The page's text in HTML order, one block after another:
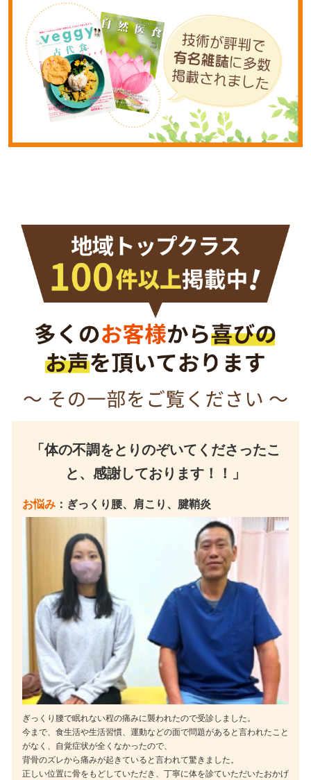
「体の不調をとりのぞいてくださったこ
と、感謝しております！！」
お悩み ：ぎっくり腰、肩こり、腱鞘炎
ぎっくり腰で眠れない程の痛みに襲われたので受診しました。
今まで、食生活や生活習慣、運動などの面で問題があると言われたこと
がなく、自覚症状が全くなかったので、
背骨のズレから痛みが起きていると言われて驚きました。
正しい位置に骨をもどしていただき、丁寧に体を診ていただいたおかげ